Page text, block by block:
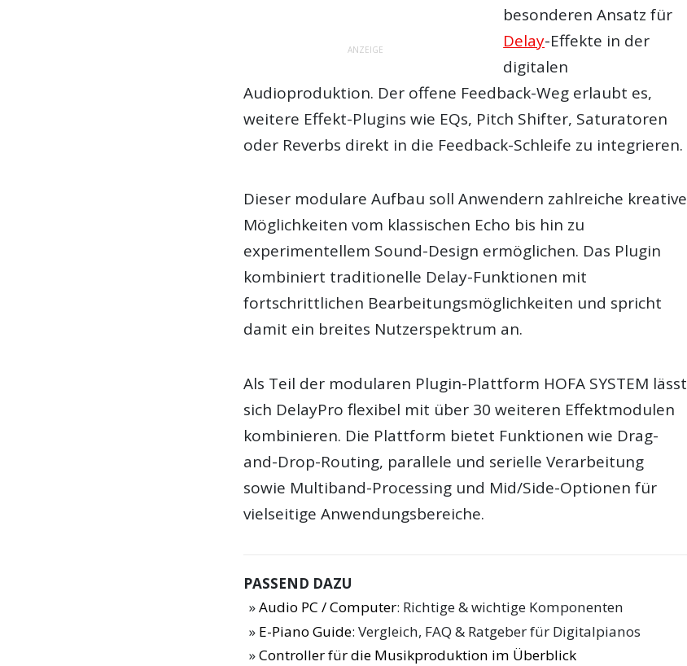
ANZEIGE
besonderen Ansatz für
Delay-Effekte in der
digitalen
Audioproduktion. Der offene Feedback-Weg erlaubt es,
weitere Effekt-Plugins wie EQs, Pitch Shifter, Saturatoren
oder Reverbs direkt in die Feedback-Schleife zu integrieren.
Dieser modulare Aufbau soll Anwendern zahlreiche kreative
Möglichkeiten vom klassischen Echo bis hin zu
experimentellem Sound-Design ermöglichen. Das Plugin
kombiniert traditionelle Delay-Funktionen mit
fortschrittlichen Bearbeitungsmöglichkeiten und spricht
damit ein breites Nutzerspektrum an.
Als Teil der modularen Plugin-Plattform HOFA SYSTEM lässt
sich DelayPro flexibel mit über 30 weiteren Effektmodulen
kombinieren. Die Plattform bietet Funktionen wie Drag-
and-Drop-Routing, parallele und serielle Verarbeitung
sowie Multiband-Processing und Mid/Side-Optionen für
vielseitige Anwendungsbereiche.
PASSEND DAZU
Audio PC / Computer: Richtige & wichtige Komponenten
E-Piano Guide: Vergleich, FAQ & Ratgeber für Digitalpianos
Controller für die Musikproduktion im Überblick